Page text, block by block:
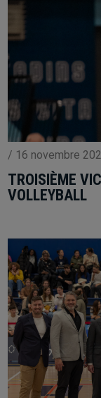
/ 16 novembre
TROISIÈME
VOLLEYBALL